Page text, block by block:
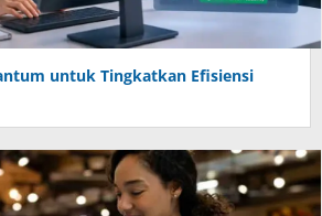
untuk Tingkatkan Efisiensi